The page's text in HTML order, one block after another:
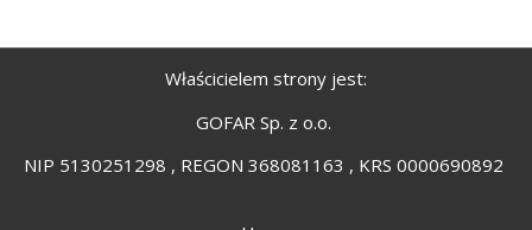
Właścicielem strony jest:
GOFAR Sp. z o.o.
NIP 5130251298 , REGON 368081163 , KRS 0000690892